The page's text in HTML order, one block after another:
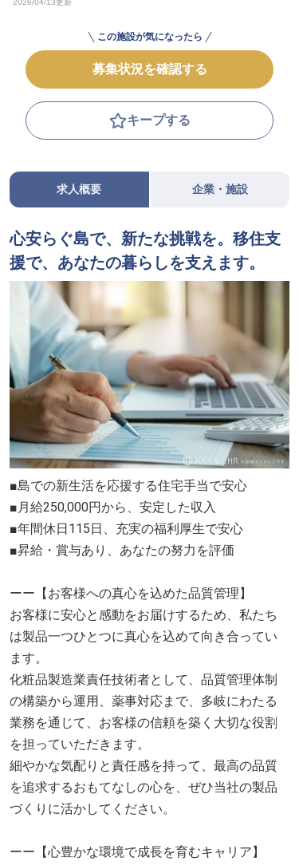
この施設が気になったら
募集状況を確認する
キープする
求人概要 企業・施設
心安らぐ島で、新たな挑戦を。移住支
援で、あなたの暮らしを支えます。
■島での新生活を応援する住宅手当で安心
■月給250,000円から、安定した収入
■年間休日115日、充実の福利厚生で安心
■昇給・賞与あり、あなたの努力を評価
ーー【お客様への真心を込めた品質管理】
お客様に安心と感動をお届けするため、私たち
は製品一つひとつに真心を込めて向き合ってい
ます。
化粧品製造業責任技術者として、品質管理体制
の構築から運用、薬事対応まで、多岐にわたる
業務を通じて、お客様の信頼を築く大切な役割
を担っていただきます。
細やかな気配りと責任感を持って、最高の品質
を追求するおもてなしの心を、ぜひ当社の製品
づくりに活かしてください。
ーー【心豊かな環境で成長を育むキャリア】